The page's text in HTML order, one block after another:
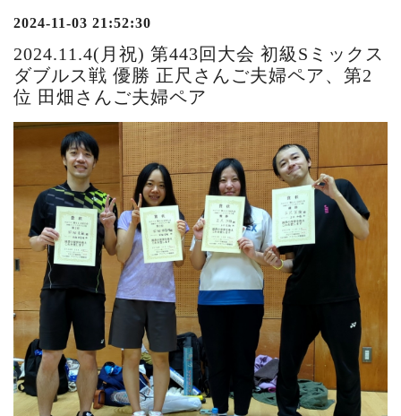
2024-11-03 21:52:30
2024.11.4(月祝) 第443回大会 初級Sミックス
ダブルス戦 優勝 正尺さんご夫婦ペア、第2
位 田畑さんご夫婦ペア